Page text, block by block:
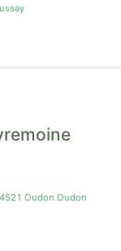
Oudon Oudon